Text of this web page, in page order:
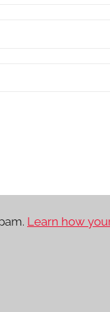
Learn how